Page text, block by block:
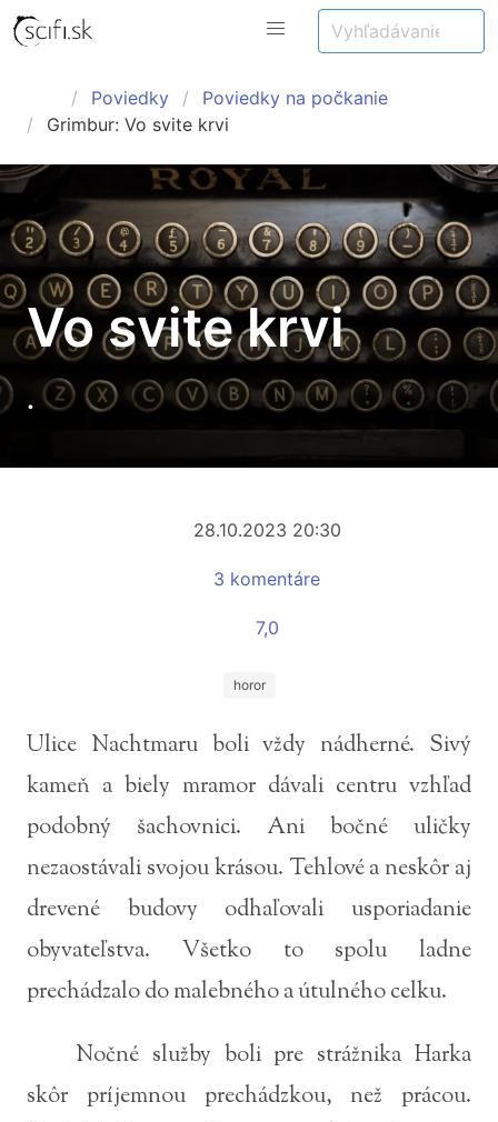
Poviedky
Poviedky na počkanie
Grimbur: Vo svite krvi
Vo svite krvi
.
28.10.2023 20:30
3 komentáre
7,0
horor
Ulice Nachtmaru boli vždy nádherné. Sivý
kameň a biely mramor dávali centru vzhľad
podobný šachovnici. Ani bočné uličky
nezaostávali svojou krásou. Tehlové a neskôr aj
drevené budovy odhaľovali usporiadanie
obyvateľstva. Všetko to spolu ladne
prechádzalo do malebného a útulného celku.
Nočné služby boli pre strážnika Harka
skôr príjemnou prechádzkou, než prácou.